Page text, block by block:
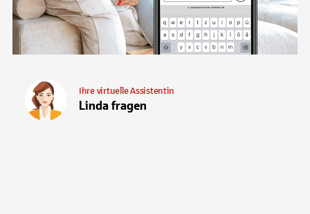
Linda fragen
Ihre virtuelle Assistentin